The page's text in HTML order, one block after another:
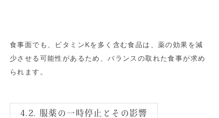
食事面でも、ビタミンKを多く含む食品は、薬の効果を減
少させる可能性があるため、バランスの取れた食事が求め
られます。
4.2. 服薬の一時停止とその影響